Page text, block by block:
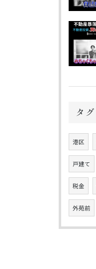
タグ
港区
戸建て
税金
外苑前